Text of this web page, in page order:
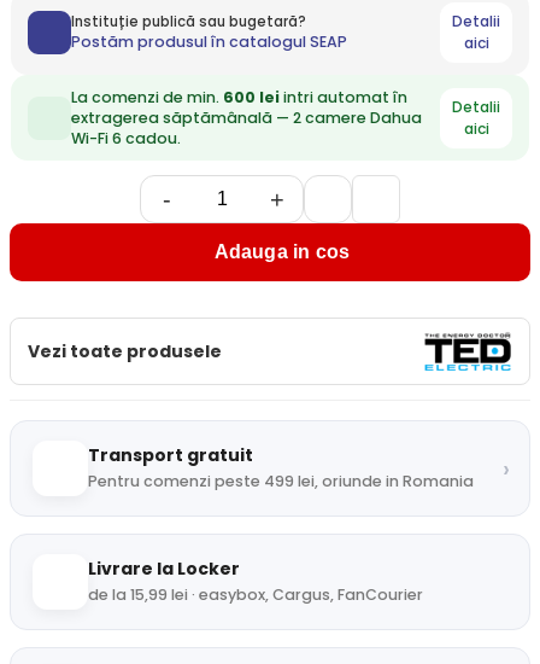
Instituție publică sau bugetară?
Postăm produsul în catalogul SEAP
Detalii
aici
La comenzi de min. 600 leiintri automat în
extragerea săptămânală — 2 camere Dahua
Wi-Fi 6 cadou.
Detalii
aici
- +
Adauga in cos
Vezi toate produsele
Transport gratuit
Pentru comenzi peste 499 lei, oriunde in Romania ›
Livrare la Locker
de la 15,99 lei · easybox, Cargus, FanCourier